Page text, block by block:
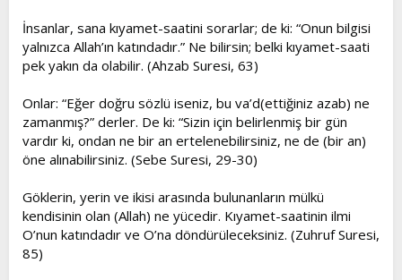
İnsanlar, sana kıyamet-saatini sorarlar; de ki: “Onun bilgisi
yalnızca Allah’ın katındadır.” Ne bilirsin; belki kıyamet-saati
pek yakın da olabilir. (Ahzab Suresi, 63)
Onlar: “Eğer doğru sözlü iseniz, bu va’d(ettiğiniz azab) ne
zamanmış?” derler. De ki: “Sizin için belirlenmiş bir gün
vardır ki, ondan ne bir an ertelenebilirsiniz, ne de (bir an)
öne alınabilirsiniz. (Sebe Suresi, 29-30)
Göklerin, yerin ve ikisi arasında bulunanların mülkü
kendisinin olan (Allah) ne yücedir. Kıyamet-saatinin ilmi
O’nun katındadır ve O’na döndürüleceksiniz. (Zuhruf Suresi,
85)